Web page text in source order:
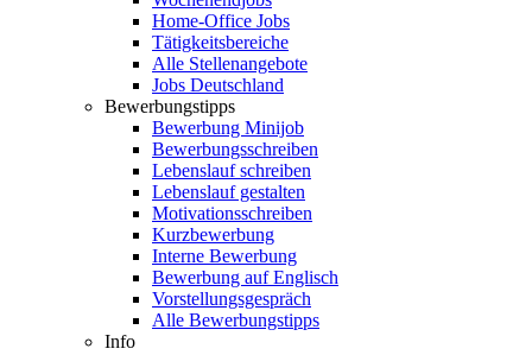
Home-Office Jobs
Tätigkeitsbereiche
Alle Stellenangebote
Jobs Deutschland
Bewerbungstipps
Bewerbung Minijob
Bewerbungsschreiben
Lebenslauf schreiben
Lebenslauf gestalten
Motivationsschreiben
Kurzbewerbung
Interne Bewerbung
Bewerbung auf Englisch
Vorstellungsgespräch
Alle Bewerbungstipps
Info